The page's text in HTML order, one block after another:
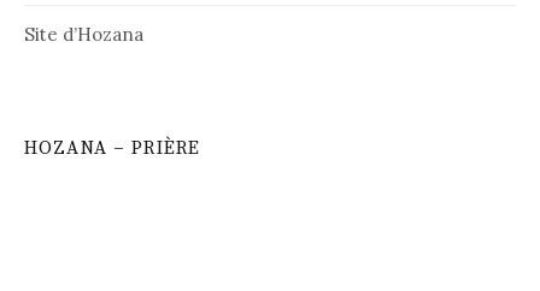
Site d’Hozana
HOZANA – PRIÈRE